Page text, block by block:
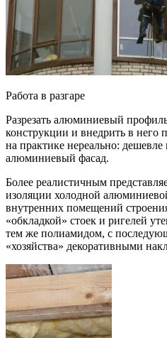
Работа в разгаре
Разрезать алюминиевый
конструкции и внедрить в
на практике нереально:
алюминиевый фасад.
Более реалистичным
изоляции холодной
внутренних помещений
«обкладкой» стоек и ригелей
тем же полиамидом, с
«хозяйства» декоративными